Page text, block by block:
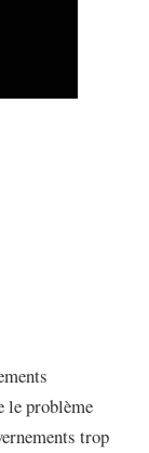
le problème
trop